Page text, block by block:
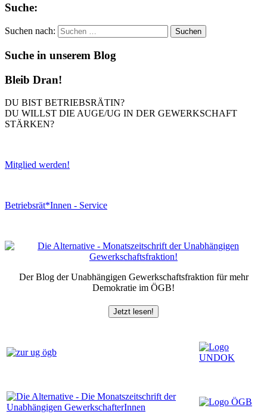
Suche:
Suchen nach:
Suche in unserem Blog
Bleib Dran!
DU BIST BETRIEBSRÄTIN?
DU WILLST DIE AUGE/UG IN DER GEWERKSCHAFT
STÄRKEN?
Mitglied werden!
Betriebsrät*Innen - Service
Der Blog der Unabhängigen Gewerkschaftsfraktion für mehr
Demokratie im ÖGB!
Jetzt lesen!